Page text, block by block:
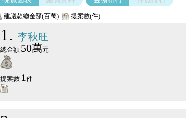
建議款總金額(百萬) 提案數(件)
1 李秋旺
總金額 50萬元
提案數 1件